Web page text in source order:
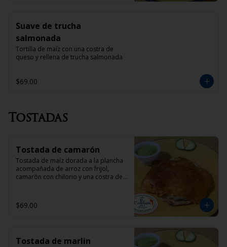
Suave de trucha
salmonada
Tortilla de maíz con una costra de
queso y rellena de trucha salmonada
$69.00
Tostadas
Tostada de camarón
Tostada de maíz dorada a la plancha
acompañada de arroz con frijol,
camarón con chilorio y una costra de
$69.00
Tostada de marlin